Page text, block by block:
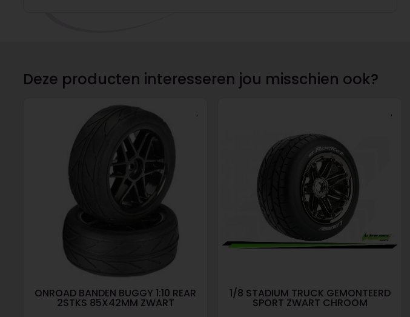
Deze producten interesseren jou misschien ook?
ONROAD BANDEN BUGGY 1:10 REAR
2STKS 85X42MM ZWART
1/8 STADIUM TRUCK GEMONTEERD
SPORT ZWART CHROOM